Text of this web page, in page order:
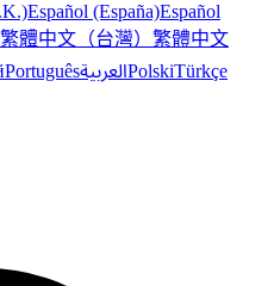
Español (España)Español
繁體中文（台灣） 繁體中文
PortuguêsالعربيةPolskiTürkçe